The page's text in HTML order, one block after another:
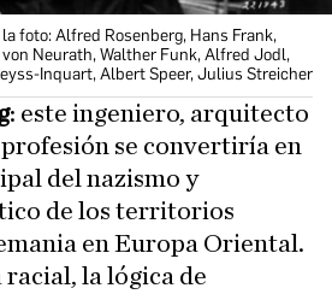
foto: Alfred Rosenberg, Hans Frank,
Neurath, Walther Funk, Alfred Jodl,
Inquart, Albert Speer, Julius Streicher
: este ingeniero, arquitecto
se convertiría en
del nazismo y
de los territorios
en Europa Oriental.
la lógica de